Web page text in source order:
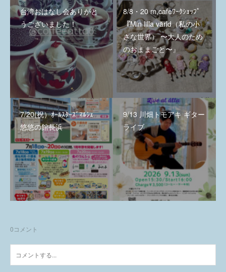
台湾おはなし会ありがと
うございました！
8/8・20 m,cafeﾜｰｸｼｮｯﾌﾟ
『Min lilla värld（私の小
さな世界） 〜大人のため
のおままごと〜』
7/20(祝）ｵｰﾙｽﾀｰｽﾞﾏﾙｼｪ
悠悠の館長浜
9/13 川畑トモアキ ギター
ライブ
0コメント